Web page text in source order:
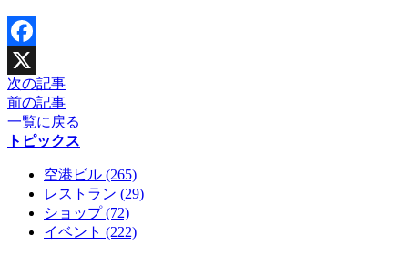
Facebook
X
次の記事
前の記事
一覧に戻る
トピックス
空港ビル (265)
レストラン (29)
ショップ (72)
イベント (222)